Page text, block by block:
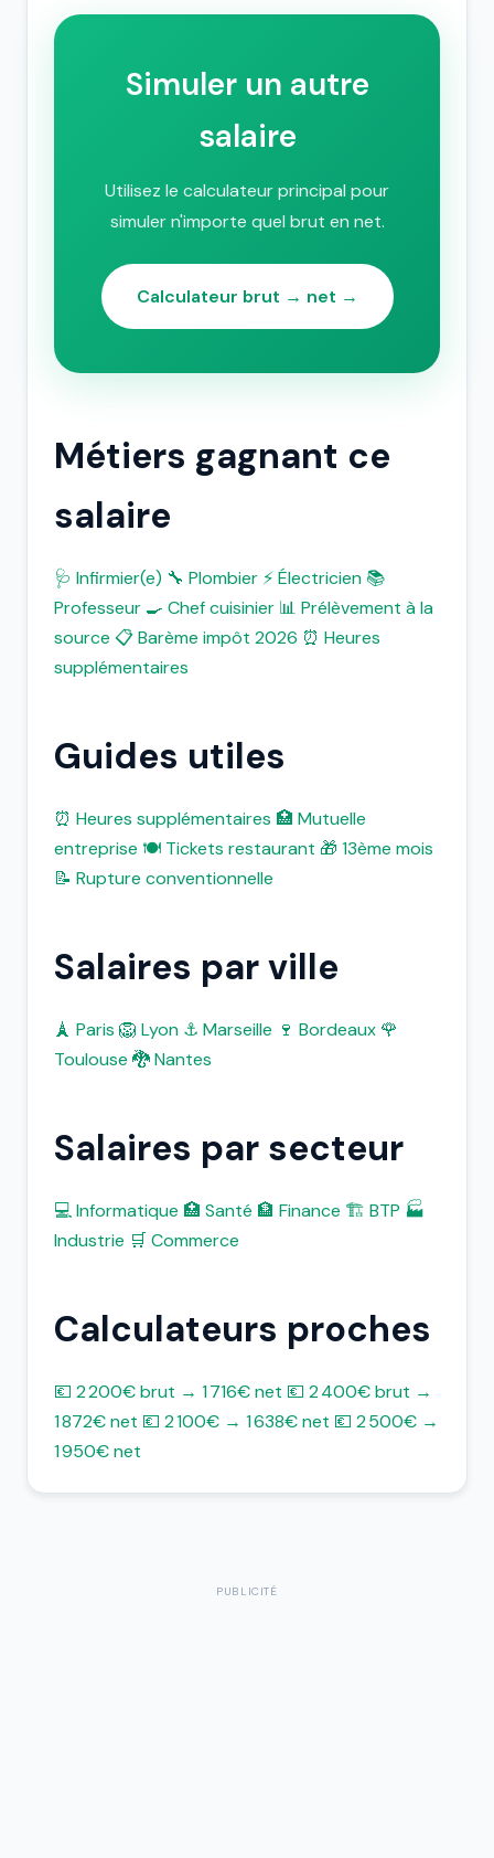
Simuler un autre
salaire
Utilisez le calculateur principal pour
simuler n'importe quel brut en net.
Calculateur brut → net →
Métiers gagnant ce
salaire
🩺 Infirmier(e) 🔧 Plombier ⚡ Électricien 📚
Professeur 🍳 Chef cuisinier 📊 Prélèvement à la
source 📋 Barème impôt 2026 ⏰ Heures
supplémentaires
Guides utiles
⏰ Heures supplémentaires 🏥 Mutuelle
entreprise 🍽️ Tickets restaurant 🎁 13ème mois
📝 Rupture conventionnelle
Salaires par ville
🗼 Paris 🦁 Lyon ⚓ Marseille 🍷 Bordeaux 🌹
Toulouse 🐉 Nantes
Salaires par secteur
💻 Informatique 🏥 Santé 🏦 Finance 🏗️ BTP 🏭
Industrie 🛒 Commerce
Calculateurs proches
💶 2 200€ brut → 1 716€ net 💶 2 400€ brut →
1 872€ net 💶 2 100€ → 1 638€ net 💶 2 500€ →
1 950€ net
PUBLICITÉ